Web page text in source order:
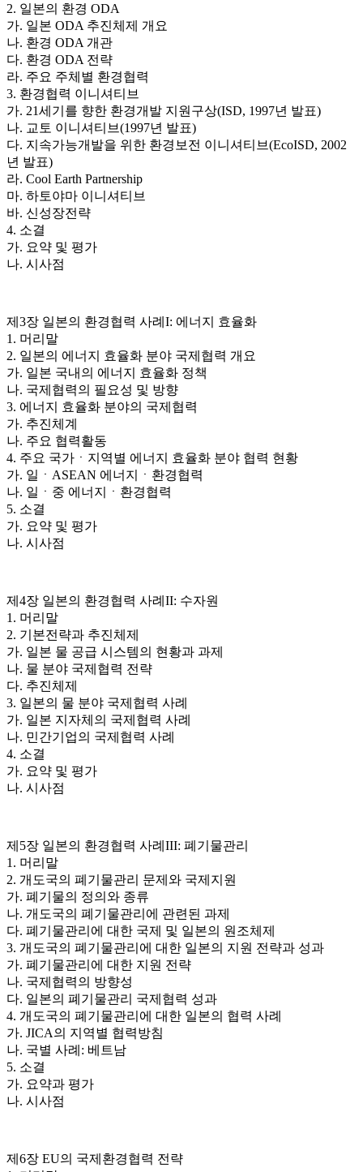
2. 일본의 환경 ODA
가. 일본 ODA 추진체제 개요
나. 환경 ODA 개관
다. 환경 ODA 전략
라. 주요 주체별 환경협력
3. 환경협력 이니셔티브
가. 21세기를 향한 환경개발 지원구상(ISD, 1997년 발표)
나. 교토 이니셔티브(1997년 발표)
다. 지속가능개발을 위한 환경보전 이니셔티브(EcoISD, 2002
년 발표)
라. Cool Earth Partnership
마. 하토야마 이니셔티브
바. 신성장전략
4. 소결
가. 요약 및 평가
나. 시사점
제3장 일본의 환경협력 사례I: 에너지 효율화
1. 머리말
2. 일본의 에너지 효율화 분야 국제협력 개요
가. 일본 국내의 에너지 효율화 정책
나. 국제협력의 필요성 및 방향
3. 에너지 효율화 분야의 국제협력
가. 추진체계
나. 주요 협력활동
4. 주요 국가ㆍ지역별 에너지 효율화 분야 협력 현황
가. 일ㆍASEAN 에너지ㆍ환경협력
나. 일ㆍ중 에너지ㆍ환경협력
5. 소결
가. 요약 및 평가
나. 시사점
제4장 일본의 환경협력 사례II: 수자원
1. 머리말
2. 기본전략과 추진체제
가. 일본 물 공급 시스템의 현황과 과제
나. 물 분야 국제협력 전략
다. 추진체제
3. 일본의 물 분야 국제협력 사례
가. 일본 지자체의 국제협력 사례
나. 민간기업의 국제협력 사례
4. 소결
가. 요약 및 평가
나. 시사점
제5장 일본의 환경협력 사례III: 폐기물관리
1. 머리말
2. 개도국의 폐기물관리 문제와 국제지원
가. 폐기물의 정의와 종류
나. 개도국의 폐기물관리에 관련된 과제
다. 폐기물관리에 대한 국제 및 일본의 원조체제
3. 개도국의 폐기물관리에 대한 일본의 지원 전략과 성과
가. 폐기물관리에 대한 지원 전략
나. 국제협력의 방향성
다. 일본의 폐기물관리 국제협력 성과
4. 개도국의 폐기물관리에 대한 일본의 협력 사례
가. JICA의 지역별 협력방침
나. 국별 사례: 베트남
5. 소결
가. 요약과 평가
나. 시사점
제6장 EU의 국제환경협력 전략